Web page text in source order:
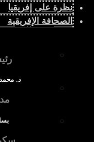
شخصيات
قراءات
منظمات
نظرة على إفريقيا
الصحافة الإفريقية
د.